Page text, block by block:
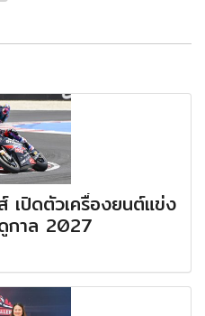
เปิดตัวเครื่องยนต์แข่ง
กาล 2027